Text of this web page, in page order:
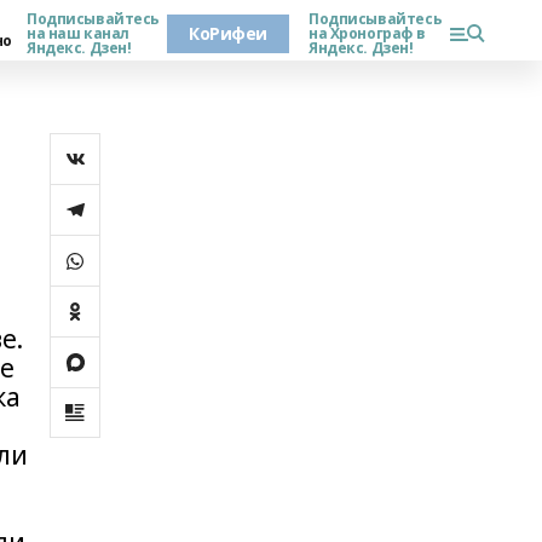
Подписывайтесь
на наш канал
Яндекс. Дзен!
КоРифеи
Подписывайтесь
на Хронограф в
Яндекс. Дзен!